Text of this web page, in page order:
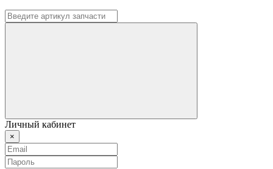
Личный кабинет
×